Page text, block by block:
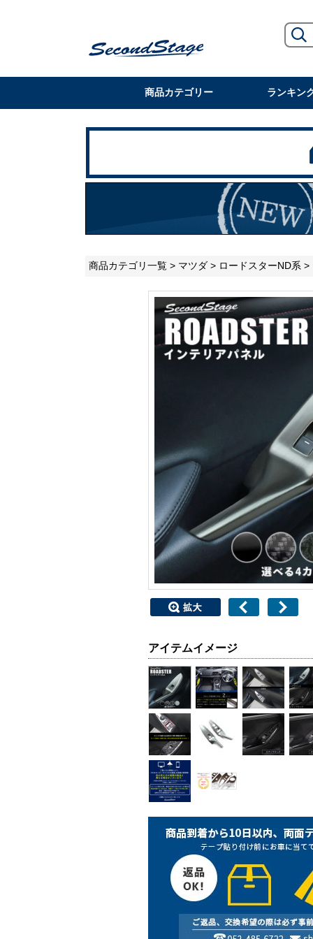
商品カテゴリー ランキン
商品カテゴリ一覧 > マツダ > ロードスターND系 >
アイテムイメージ